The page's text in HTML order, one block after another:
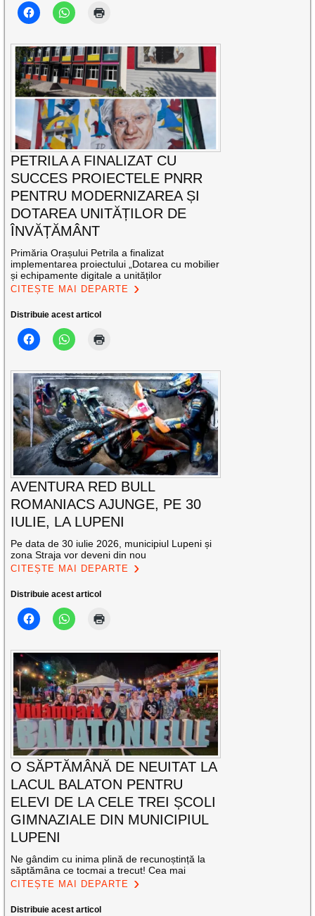
PETRILA A FINALIZAT CU
SUCCES PROIECTELE PNRR
PENTRU MODERNIZAREA ȘI
DOTAREA UNITĂȚILOR DE
ÎNVĂȚĂMÂNT
Primăria Orașului Petrila a finalizat
implementarea proiectului „Dotarea cu mobilier
și echipamente digitale a unităților
CITEȘTE MAI DEPARTE
Distribuie acest articol
AVENTURA RED BULL
ROMANIACS AJUNGE, PE 30
IULIE, LA LUPENI
Pe data de 30 iulie 2026, municipiul Lupeni și
zona Straja vor deveni din nou
CITEȘTE MAI DEPARTE
Distribuie acest articol
O SĂPTĂMÂNĂ DE NEUITAT LA
LACUL BALATON PENTRU
ELEVI DE LA CELE TREI ȘCOLI
GIMNAZIALE DIN MUNICIPIUL
LUPENI
Ne gândim cu inima plină de recunoștință la
săptămâna ce tocmai a trecut! Cea mai
CITEȘTE MAI DEPARTE
Distribuie acest articol